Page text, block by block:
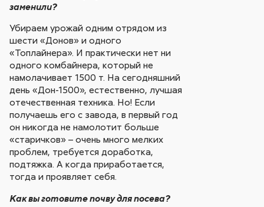
заменили?
Убираем урожай одним отрядом из
шести «Донов» и одного
«Топлайнера». И практически нет ни
одного комбайнера, который не
намолачивает 1500 т. На сегодняшний
день «Дон-1500», естественно, лучшая
отечественная техника. Но! Если
получаешь его с завода, в первый год
он никогда не намолотит больше
«старичков» – очень много мелких
проблем, требуется доработка,
подтяжка. А когда приработается,
тогда и проявляет себя.
Как вы готовите почву для посева?